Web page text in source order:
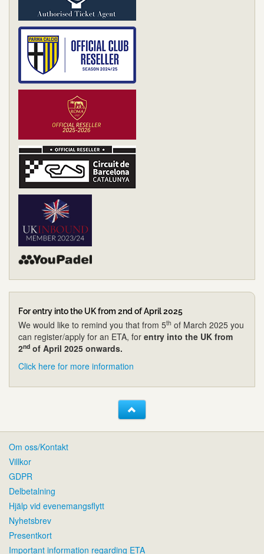
For entry into the UK from 2nd of April 2025
We would like to remind you that from 5th of March 2025 you
can register/apply for an ETA, for entry into the UK from
2nd of April 2025 onwards.
Click here for more information
Om oss/Kontakt
Villkor
GDPR
Delbetalning
Hjälp vid evenemangsflytt
Nyhetsbrev
Presentkort
Important information regarding ETA